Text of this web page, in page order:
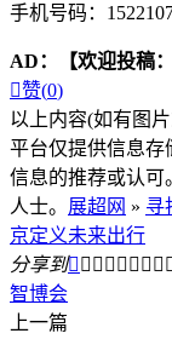
手机号码：
AD：
【欢迎投稿
赞(0)
以上内容(如有图
平台仅提供信息存
信息的推荐或认可
人士。 展超网 » 寻
京定义未来出行
分享到       
智博会
上一篇